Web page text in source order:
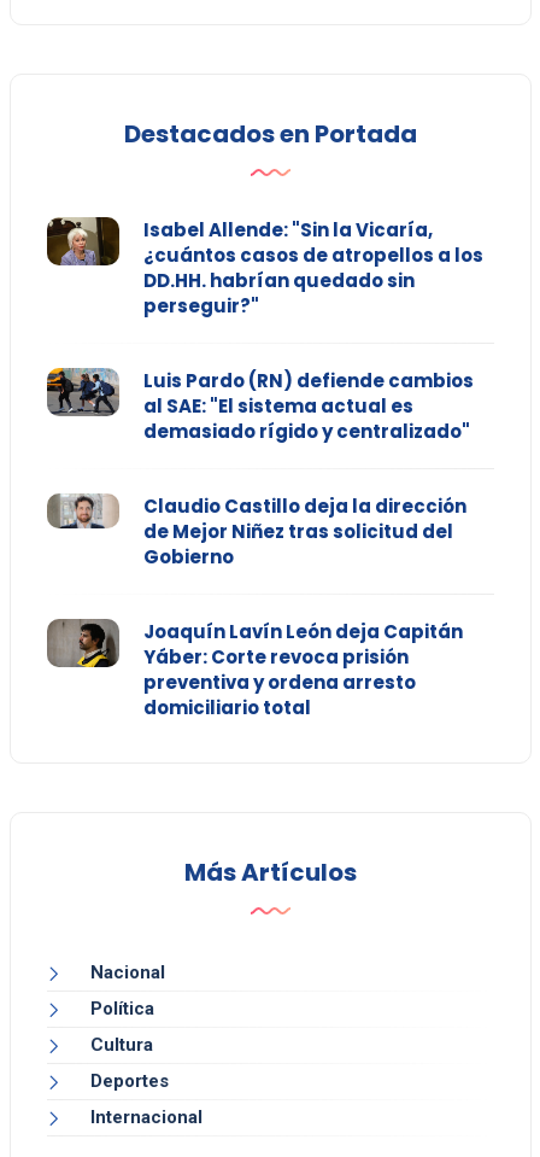
Destacados en Portada
Isabel Allende: "Sin la Vicaría,
¿cuántos casos de atropellos a los
DD.HH. habrían quedado sin
perseguir?"
Luis Pardo (RN) defiende cambios
al SAE: "El sistema actual es
demasiado rígido y centralizado"
Claudio Castillo deja la dirección
de Mejor Niñez tras solicitud del
Gobierno
Joaquín Lavín León deja Capitán
Yáber: Corte revoca prisión
preventiva y ordena arresto
domiciliario total
Más Artículos
Nacional
Política
Cultura
Deportes
Internacional